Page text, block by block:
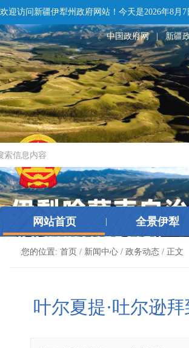
欢迎访问新疆伊犁州政府网站！ 今天是2026年8月
中国政府网 | 新疆
网站首页 全景伊犁
您的位置: 首页 / 新闻中心 / 政务动态 / 正文
叶尔夏提·吐尔逊